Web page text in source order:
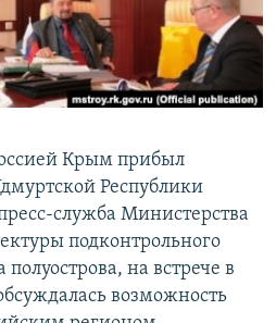
Крым прибыл
Республики
служба Министерства
подконтрольного
на встрече в
возможность